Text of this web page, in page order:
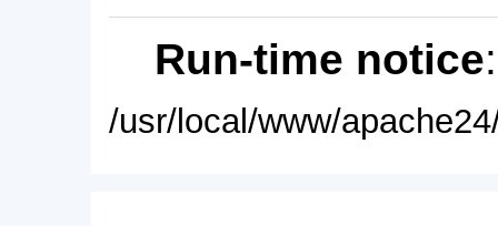
Run-time notice
/usr/local/www/